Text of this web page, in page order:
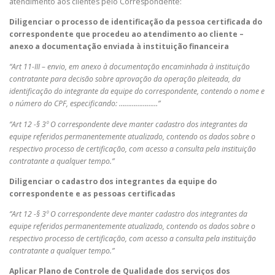
Diligenciar o processo de identificação da pessoa certificada do
correspondente que procedeu ao atendimento ao cliente –
anexo a documentação enviada à instituição financeira
“Art 11-III – envio, em anexo à documentação encaminhada à instituição
contratante para decisão sobre aprovação da operação pleiteada, da
identificação do integrante da equipe do correspondente, contendo o nome e
o número do CPF, especificando: …………………”
‘’Art 12 -§ 3º O correspondente deve manter cadastro dos integrantes da
equipe referidos permanentemente atualizado, contendo os dados sobre o
respectivo processo de certificação, com acesso a consulta pela instituição
contratante a qualquer tempo.”
Diligenciar o cadastro dos integrantes da equipe do
correspondente e as pessoas certificadas
‘’Art 12 -§ 3º O correspondente deve manter cadastro dos integrantes da
equipe referidos permanentemente atualizado, contendo os dados sobre o
respectivo processo de certificação, com acesso a consulta pela instituição
contratante a qualquer tempo.”
Aplicar Plano de Controle de Qualidade dos serviços dos